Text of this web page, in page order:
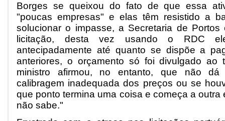
Borges se queixou do fato de que essa
"poucas empresas" e elas têm resistido a
solucionar o impasse, a Secretaria de
licitação, desta vez usando o RDC
antecipadamente até quanto se dispõe a
anteriores, o orçamento só foi divulgado ao
ministro afirmou, no entanto, que não
calibragem inadequada dos preços ou se
que ponto termina uma coisa e começa a
não sabe."